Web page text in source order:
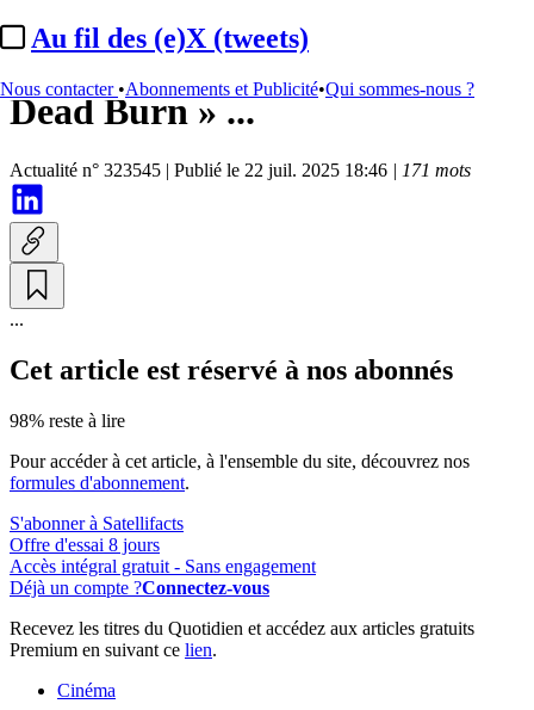
Au fil des (e)X (tweets)
Nous contacter •Abonnements et Publicité•Qui sommes-nous ?
Ghost House Pictures :
Sébastien Vaniček tourne « Evil
Dead Burn » ...
Actualité n° 323545 | Publié le 22 juil. 2025 18:46 | 171 mots
...
Cet article est réservé à nos abonnés
98% reste à lire
Pour accéder à cet article, à l'ensemble du site, découvrez nos
formules d'abonnement.
S'abonner à Satellifacts
Offre d'essai 8 jours
Accès intégral gratuit - Sans engagement
Déjà un compte ?Connectez-vous
Recevez les titres du Quotidien et accédez aux articles gratuits
Premium en suivant ce lien.
Cinéma